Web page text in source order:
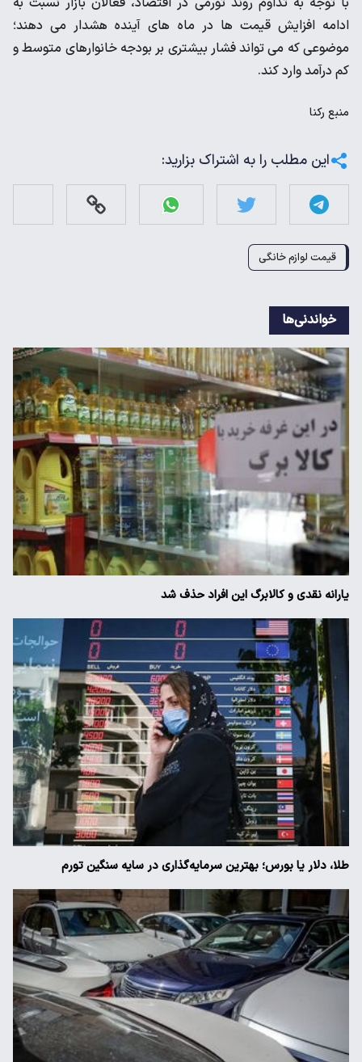
ادامه افزایش قیمت‌ ها در ماه‌ های آینده هشدار می‌ دهند؛
موضوعی که می‌ تواند فشار بیشتری بر بودجه خانوارهای متوسط و
کم‌ درآمد وارد کند.
منبع رکنا
این مطلب را به اشتراک بزارید:
قیمت لوازم خانگى
خواندنی‌ها
یارانه نقدی و کالابرگ این افراد حذف شد
طلا، دلار یا بورس؛ بهترین سرمایه‌گذاری در سایه سنگین تورم